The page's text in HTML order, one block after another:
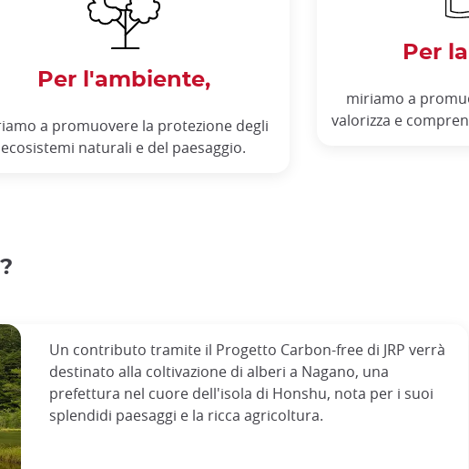
Per l'ambiente,
a promuovere la protezione degli
ecosistemi naturali e del paesaggio.
Per
miriamo a
valorizza e
Un contributo tramite il Progetto Carbon-free di JRP verrà
destinato alla coltivazione di alberi a Nagano, una
prefettura nel cuore dell'isola di Honshu, nota per i suoi
splendidi paesaggi e la ricca agricoltura.